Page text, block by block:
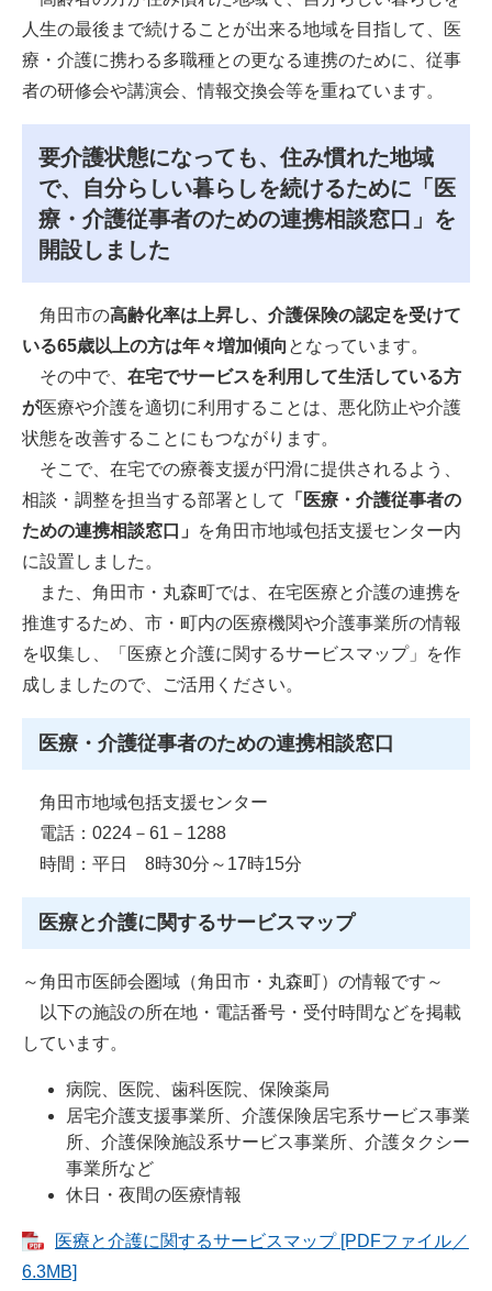
人生の最後まで続けることが出来る地域を目指して、医
療・介護に携わる多職種との更なる連携のために、従事
者の研修会や講演会、情報交換会等を重ねています。
要介護状態になっても、住み慣れた地域
で、自分らしい暮らしを続けるために「医
療・介護従事者のための連携相談窓口」を
開設しました
角田市の高齢化率は上昇し、 介護保険の認定を受けて
いる65歳以上の方は年々増加傾向 となっています。
その中で、 在宅でサービスを利用して生活している方
が医療や介護を適切に利用することは、悪化防止や介護
状態を改善することにもつながります。
そこで、在宅での療養支援が円滑に提供されるよう、
相談・調整を担当する部署として
「医療・介護従事者の
ための連携相談窓口」
を角田市地域包括支援センター内
に設置しました。
また、角田市・丸森町では、在宅医療と介護の連携を
推進するため、市・町内の医療機関や介護事業所の情報
を収集し、「医療と介護に関するサービスマップ」を作
成しましたので、ご活用ください。
医療・介護従事者のための連携相談窓口
角田市地域包括支援センター
電話：0224－61－1288
時間：平日 8時30分～17時15分
医療と介護に関するサービスマップ
～角田市医師会圏域（角田市・丸森町）の情報です～
以下の施設の所在地・電話番号・受付時間などを掲載
しています。
病院、医院、歯科医院、保険薬局
居宅介護支援事業所、介護保険居宅系サービス事業
所、介護保険施設系サービス事業所、介護タクシー
事業所など
休日・夜間の医療情報
医療と介護に関するサービスマップ [PDFファイル／
6.3MB]